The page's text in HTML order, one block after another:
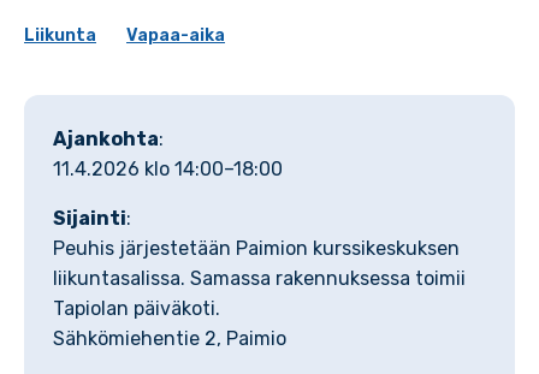
Liikunta Vapaa-aika
Ajankohta:
11.4.2026 klo 14:00–18:00
Sijainti:
Peuhis järjestetään Paimion kurssikeskuksen
liikuntasalissa. Samassa rakennuksessa toimii
Tapiolan päiväkoti.
Sähkömiehentie 2, Paimio